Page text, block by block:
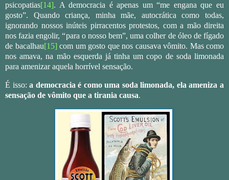
psicopatias[14]. A democracia é apenas um “me engana que eu
gosto”. Quando criança, minha mãe, autocrática como todas,
ignorando nossos inúteis pirracentos protestos, com a mão direita
nos fazia engolir, “para o nosso bem”, uma colher de óleo de fígado
de bacalhau[15] com um gosto que nos causava vômito. Mas como
nos amava, na mão esquerda já tinha um copo de soda limonada
para amenizar aquela horrível sensação.
É isso:a democracia é como uma soda limonada, ela ameniza a
sensação de vômito que a tirania causa.